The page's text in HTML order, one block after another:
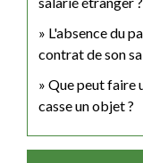
L'absence du
contrat de son
Que peut faire
casse un objet ?